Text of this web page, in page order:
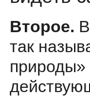
Второе.
так
природы»